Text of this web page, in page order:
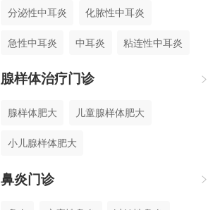
分泌性中耳炎 化脓性中耳炎
急性中耳炎 中耳炎 粘连性中耳炎
腺样体治疗门诊 
腺样体肥大 儿童腺样体肥大
小儿腺样体肥大
扁桃体肥大伴有腺样体肥大
鼻炎门诊 